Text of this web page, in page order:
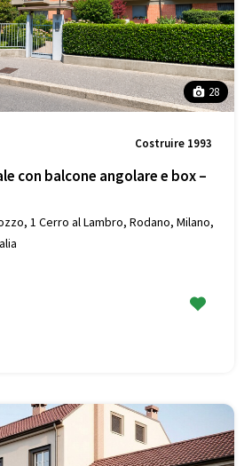
28
Costruire 1993
con balcone angolare e box –
1 Cerro al Lambro, Rodano, Milano,